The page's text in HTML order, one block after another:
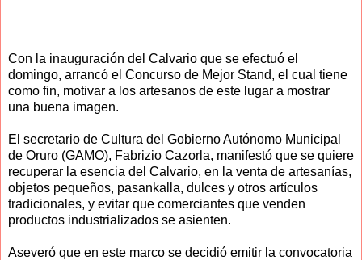
Con la inauguración del Calvario que se efectuó el
domingo, arrancó el Concurso de Mejor Stand, el cual tiene
como fin, motivar a los artesanos de este lugar a mostrar
una buena imagen.
El secretario de Cultura del Gobierno Autónomo Municipal
de Oruro (GAMO), Fabrizio Cazorla, manifestó que se quiere
recuperar la esencia del Calvario, en la venta de artesanías,
objetos pequeños, pasankalla, dulces y otros artículos
tradicionales, y evitar que comerciantes que venden
productos industrializados se asienten.
Aseveró que en este marco se decidió emitir la convocatoria